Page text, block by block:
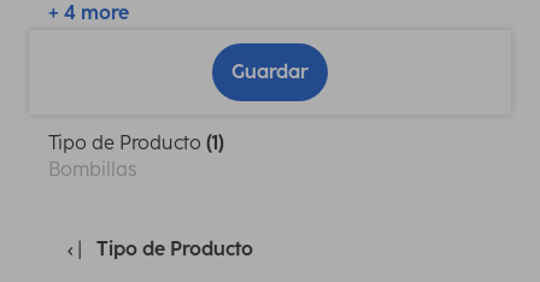
+ 4 more
Guardar
Tipo de Producto (1)
Bombillas
Tipo de Producto